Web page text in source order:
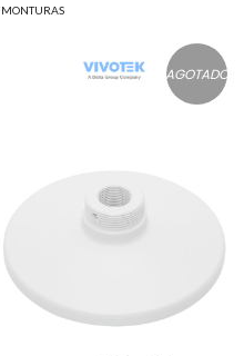
MONTURAS
AGOTADO